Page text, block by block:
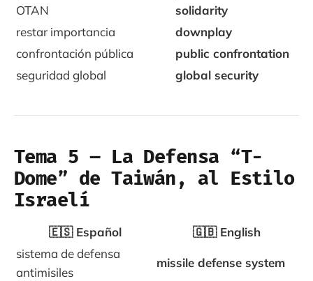
OTAN
solidarity
restar importancia
downplay
confrontación pública
public confrontation
seguridad global
global security
Tema 5 – La Defensa “T-
Dome” de Taiwán, al Estilo
Israelí
🇪🇸 Español
🇬🇧 English
sistema de defensa
antimisiles
missile defense system